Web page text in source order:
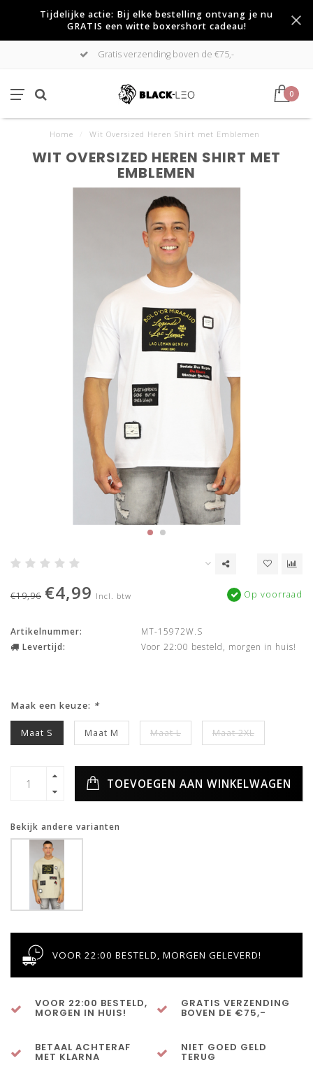
Tijdelijke actie: Bij elke bestelling ontvang je nu
GRATIS een witte boxershort cadeau!
Gratis verzending boven de €75,-
0
Home Wit Oversized Heren Shirt met Emblemen
WIT OVERSIZED HEREN SHIRT MET
EMBLEMEN
€19,96 €4,99 Incl. btw Op voorraad
Artikelnummer:
MT-15972W.S
Levertijd:
Voor 22:00 besteld, morgen in huis!
Maak een keuze: *
Maat S Maat M Maat L Maat 2XL
TOEVOEGEN AAN WINKELWAGEN
Bekijk andere varianten
VOOR 22:00 BESTELD, MORGEN GELEVERD!
VOOR 22:00 BESTELD,
MORGEN IN HUIS!
GRATIS VERZENDING
BOVEN DE €75,-
BETAAL ACHTERAF
MET KLARNA
NIET GOED GELD
TERUG